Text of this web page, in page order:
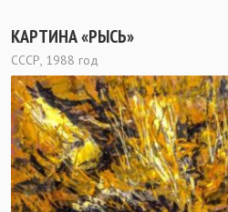
КАРТИНА «РЫСЬ»
СССР, 1988 год